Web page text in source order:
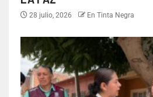
28 julio, 2026 En Tinta Negra